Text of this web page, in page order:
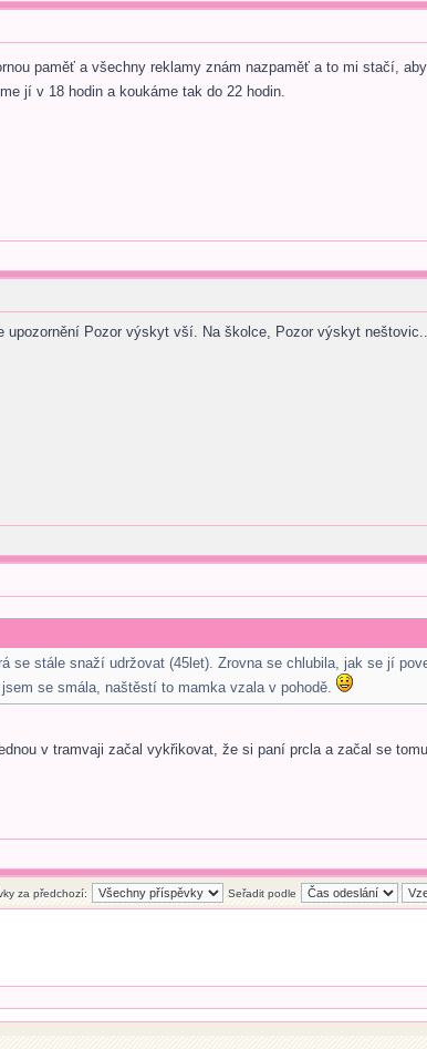
paměť a všechny reklamy znám nazpaměť a to mi stačí,
jí v 18 hodin a koukáme tak do 22 hodin.
upozornění Pozor výskyt vší. Na školce, Pozor výskyt
se stále snaží udržovat (45let). Zrovna se chlubila, jak se jí
se smála, naštěstí to mamka vzala v pohodě.
v tramvaji začal vykřikovat, že si paní prcla a začal se
za předchozí: Seřadit podle